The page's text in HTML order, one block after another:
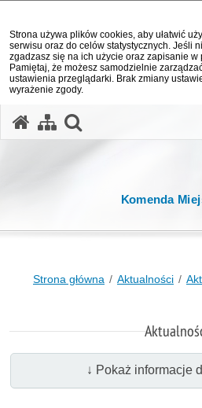
Strona używa plików cookies, aby ułatwić
serwisu oraz do celów statystycznych. Jeśli
zgadzasz się na ich użycie oraz zapisanie w
Pamiętaj, że możesz samodzielnie
ustawienia przeglądarki. Brak zmiany
wyrażenie zgody.
Komenda
Strona główna Aktualności
↓ Pokaż informacje